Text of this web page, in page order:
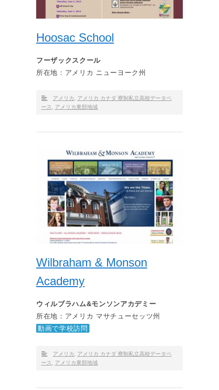
Hoosac School
フーザックスクール
所在地：アメリカ ニューヨーク州
アメリカ
アメリカ カナダ 寮制私立高校データベ
ース
アメリカ東部地域
Wilbraham & Monson
Academy
ウィルブラハム&モンソンアカデミー
所在地：アメリカ マサチューセッツ州
動画で学校訪問
アメリカ
アメリカ カナダ 寮制私立高校データベ
ース
アメリカ東部地域